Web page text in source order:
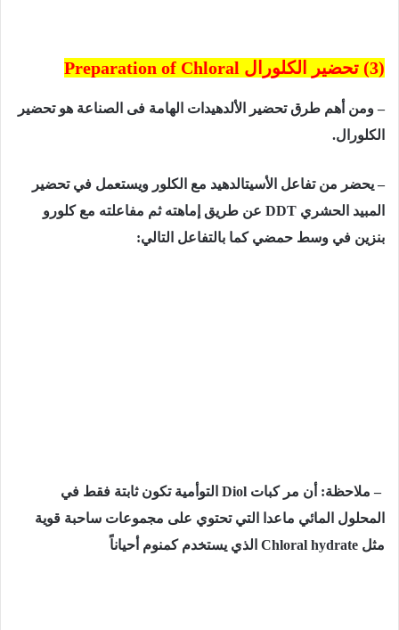
(3) تحضير الكلورال Preparation of Chloral
– ومن أهم طرق تحضير الألدهيدات الهامة فى الصناعة هو تحضير
الكلورال.
– يحضر من تفاعل الأسيتالدهيد مع الكلور ويستعمل في تحضير
المبيد الحشري DDT عن طريق إماهته ثم مفاعلته مع كلورو
بنزين في وسط حمضي كما بالتفاعل التالي:
– ملاحظة: أن مر كبات Diol
التوأمية تكون ثابتة فقط في
المحلول المائي ماعدا التي تحتوي على مجموعات ساحبة قوية
مثل Chloral hydrate الذي يستخدم كمنوم أحياناً